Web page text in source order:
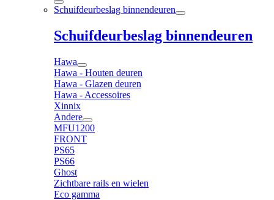
Schuifdeurbeslag binnendeuren
Schuifdeurbeslag binnendeuren
Hawa
Hawa - Houten deuren
Hawa - Glazen deuren
Hawa - Accessoires
Xinnix
Andere
MFU1200
FRONT
PS65
PS66
Ghost
Zichtbare rails en wielen
Eco gamma